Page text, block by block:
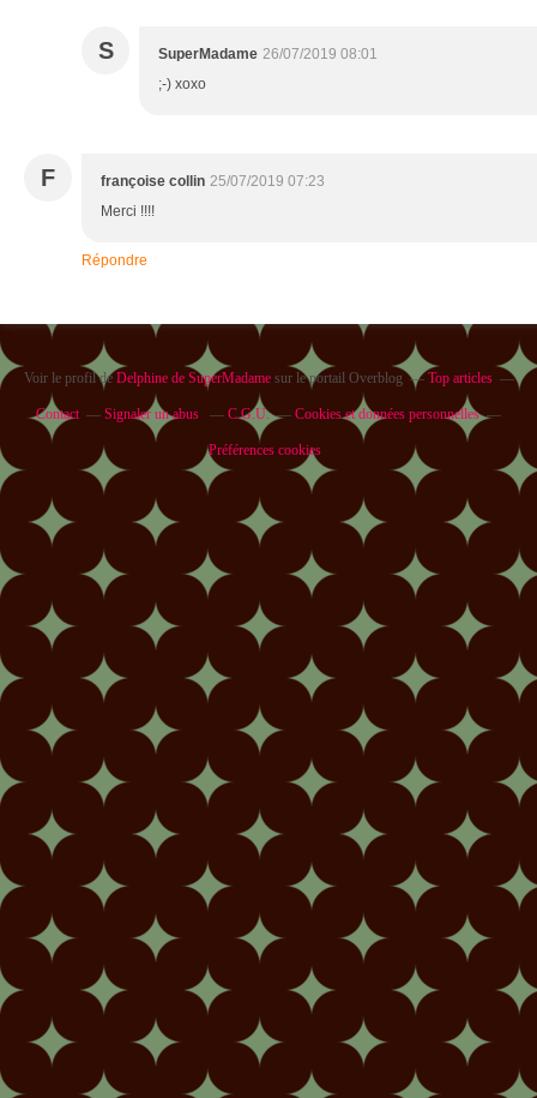
S SuperMadame 26/07/2019 08:01
;-) xoxo
F françoise collin 25/07/2019 07:23
Merci !!!!
Répondre
Voir le profil deDelphine de SuperMadamesur le portail Overblog Top articles
Contact Signaler un abus C.G.U. Cookies et données personnelles
Préférences cookies